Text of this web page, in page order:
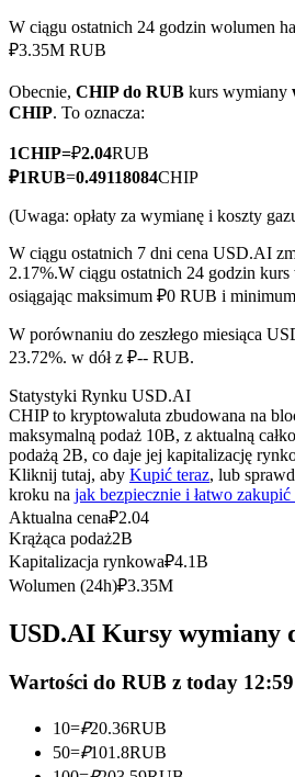
TradFi
towary
Kontrakty futures wykorzystujące
Kopiowanie Transakcji
W ciągu ostatnich 24 godzin wolumen
₽3.35M RUB
Obecnie, CHIP do RUB kurs wymiany
CHIP. To oznacza:
1CHIP=₽2.04RUB
₽1RUB=0.49118084CHIP
(Uwaga: opłaty za wymianę i koszty
W ciągu ostatnich 7 dni cena USD.AI
2.17%.W ciągu ostatnich 24 godzin kurs
osiągając maksimum ₽0 RUB i
W porównaniu do zeszłego miesiąca
23.72%. w dół z ₽-- RUB.
Statystyki Rynku USD.AI
CHIP to kryptowaluta zbudowana na
maksymalną podaż 10B, z aktualną
podażą 2B, co daje jej kapitalizację
Kliknij tutaj, aby Kupić teraz, lub
kroku na jak bezpiecznie i łatwo
Aktualna cena₽2.04
Krążąca podaż2B
Kapitalizacja rynkowa₽4.1B
Wolumen (24h)₽3.35M
USD.AI Kursy wymiany
Wartości do RUB z today 12:59
10=₽20.36RUB
50=₽101.8RUB